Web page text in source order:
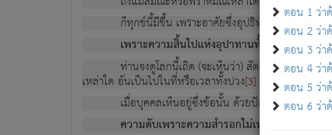
ตอน 1 ว่า
ตอน 2 ว่า
ตอน 3 ว่า
ตอน 4 ว่า
ตอน 5 ว่า
ตอน 6 ว่า
ก็ทุกข์นี้มีขึ้น เพราะอาศัยซึ่งอุปธิทั้งปวง.
เพราะความสิ้นไปแห่งอุปาทานทั้งปวง ความเกิ
ท่านจงดูโลกนี้เถิด (จะเห็นว่า) สัตว์ทั้งหลายอัน
เหล่าใด อันเป็นไปในที่หรือเวลาทั้งปวง[3] เพื่อความมีแห่
เมื่อบุคคลเห็นอยู่ซึ่งข้อนั้น ด้วยปัญญาอันชอบตาม
ความดับเพราะความสำรอกไม่เหลือ (แห่งภพทั้